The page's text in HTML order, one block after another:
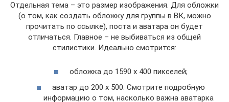
Отдельная тема – это размер изображения. Для обложки
(о том, как создать обложку для группы в ВК, можно
прочитать по ссылке), поста и аватара он будет
отличаться. Главное – не выбиваться из общей
стилистики. Идеально смотрится:
обложка до 1590 х 400 пикселей;
аватар до 200 х 500. Смотрите подробную
информацию о том, насколько важна аватарка